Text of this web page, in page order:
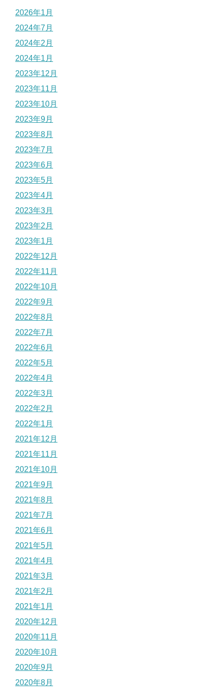
2026年1月
2024年7月
2024年2月
2024年1月
2023年12月
2023年11月
2023年10月
2023年9月
2023年8月
2023年7月
2023年6月
2023年5月
2023年4月
2023年3月
2023年2月
2023年1月
2022年12月
2022年11月
2022年10月
2022年9月
2022年8月
2022年7月
2022年6月
2022年5月
2022年4月
2022年3月
2022年2月
2022年1月
2021年12月
2021年11月
2021年10月
2021年9月
2021年8月
2021年7月
2021年6月
2021年5月
2021年4月
2021年3月
2021年2月
2021年1月
2020年12月
2020年11月
2020年10月
2020年9月
2020年8月